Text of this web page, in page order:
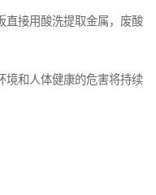
直接用酸洗提取金属，废酸
境和人体健康的危害将持续